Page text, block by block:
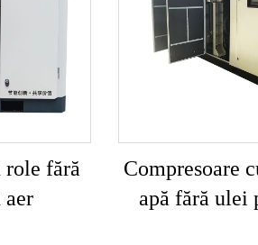
role fără
Compresoare
apă fără ulei